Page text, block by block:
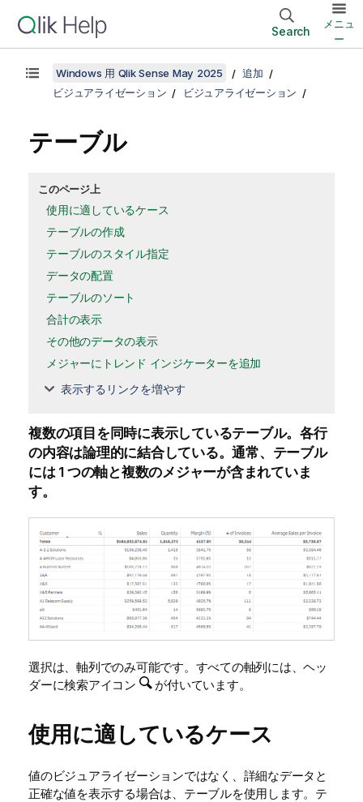
Search
メニュ
ー
Windows 用 Qlik Sense May 2025
追加
ビジュアライゼーション
ビジュアライゼーション
テーブル
このページ上
使用に適しているケース
テーブルの作成
テーブルのスタイル指定
データの配置
テーブルのソート
合計の表示
その他のデータの表示
メジャーにトレンド インジケーターを追加
表示するリンクを増やす
複数の項目を同時に表示しているテーブル。各行
の内容は論理的に結合している。通常、テーブル
には 1 つの軸と複数のメジャーが含まれていま
す。
選択は、軸列でのみ可能です。すべての軸列には、ヘッ
ダーに検索アイコン
が付いています。
使用に適しているケース
値のビジュアライゼーションではなく、詳細なデータと
正確な値を表示する場合は、テーブルを使用します。テ